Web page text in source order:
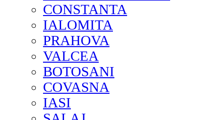
CONSTANTA
IALOMITA
PRAHOVA
VALCEA
BOTOSANI
COVASNA
IASI